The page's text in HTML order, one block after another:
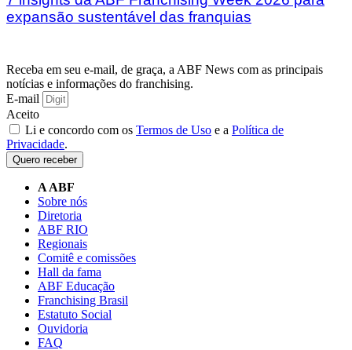
expansão sustentável das franquias
Receba em seu e-mail, de graça, a ABF News com as principais
notícias e informações do franchising.
E-mail
Aceito
Li e concordo com os Termos de Uso e a Política de
Privacidade.
Quero receber
A ABF
Sobre nós
Diretoria
ABF RIO
Regionais
Comitê e comissões
Hall da fama
ABF Educação
Franchising Brasil
Estatuto Social
Ouvidoria
FAQ